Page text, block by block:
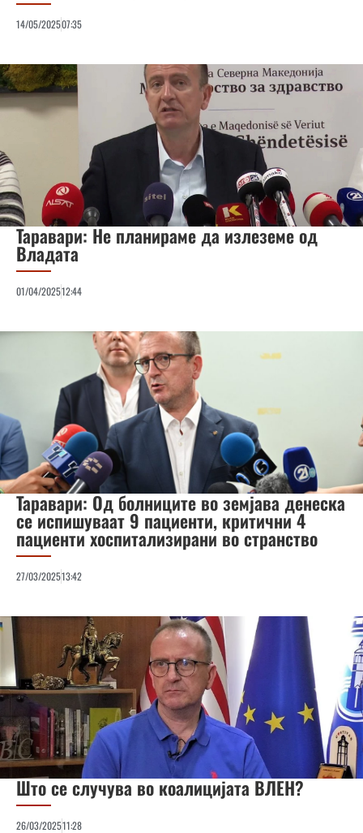
14/05/202507:35
Таравари: Не планираме да излеземе од
Владата
01/04/202512:44
Таравари: Од болниците во земјава денеска
се испишуваат 9 пациенти, критични 4
пациенти хоспитализирани во странство
27/03/202513:42
Што се случува во коалицијата ВЛЕН?
26/03/202511:28